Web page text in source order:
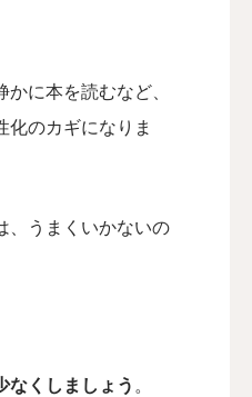
かに本を読むなど、
化のカギになりま
、うまくいかないの
なくしましょう 。